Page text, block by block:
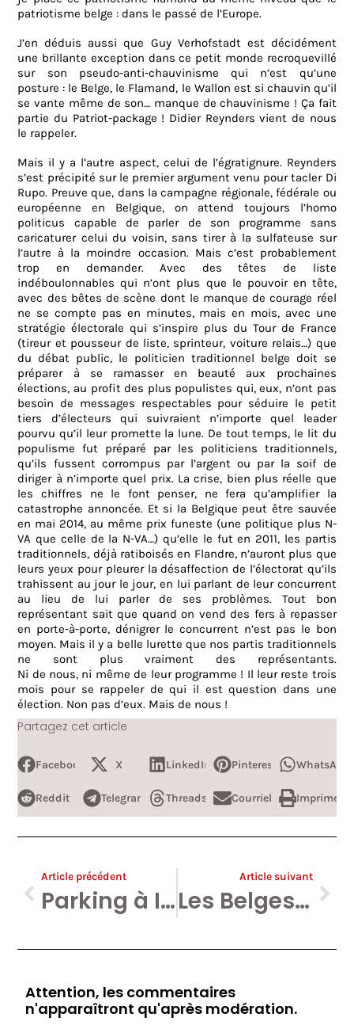
Partagez cet article
patriotisme belge : dans le passé de l’Europe.
J’en déduis aussi que Guy Verhofstadt est décidément
une brillante exception dans ce petit monde recroquevillé
sur son pseudo-anti-chauvinisme qui n’est qu’une
posture : le Belge, le Flamand, le Wallon est si chauvin qu’il
se vante même de son… manque de chauvinisme ! Ça fait
partie du Patriot-package ! Didier Reynders vient de nous
le rappeler.
Mais il y a l’autre aspect, celui de l’égratignure. Reynders
s’est précipité sur le premier argument venu pour tacler Di
Rupo. Preuve que, dans la campagne régionale, fédérale ou
européenne en Belgique, on attend toujours l’homo
politicus capable de parler de son programme sans
caricaturer celui du voisin, sans tirer à la sulfateuse sur
l’autre à la moindre occasion. Mais c’estprobablement
trop en demander. Avec des têtes de liste
indéboulonnables qui n’ont plus que le pouvoir en tête,
avec des bêtes de scène dont le manque de courage réel
ne se compte pas en minutes, mais en mois, avec une
stratégie électorale qui s’inspire plus du Tour de France
(tireur et pousseur de liste, sprinteur, voiture relais…) que
du débat public, le politicien traditionnel belge doit se
préparer à se ramasser en beauté aux prochaines
élections, au profit des plus populistes qui, eux, n’ont pas
besoin de messages respectables pour séduire le petit
tiers d’électeurs qui suivraient n’importe quel leader
pourvu qu’il leur promette la lune. De tout temps, le lit du
populisme fut préparé par les politiciens traditionnels,
qu’ils fussent corrompus par l’argent ou par la soif de
diriger à n’importe quel prix. La crise, bien plus réelle que
les chiffres ne le font penser, ne fera qu’amplifier la
catastrophe annoncée. Et si la Belgique peut être sauvée
en mai 2014, au même prix funeste (une politique plus N-
VA que celle de la N-VA…) qu’elle le fut en 2011, les partis
traditionnels, déjà ratiboisés en Flandre, n’auront plus que
leurs yeux pour pleurer la désaffection de l’électorat qu’ils
trahissent au jour le jour, en lui parlant de leur concurrent
au lieu de lui parler de ses problèmes. Tout bon
représentant sait que quand on vend des fers à repasser
en porte-à-porte, dénigrer le concurrent n’est pas le bon
moyen. Mais il y a belle lurette que nos partis traditionnels
ne sont plus vraiment des représentants.
Ni de nous, ni même de leur programme ! Il leur reste trois
mois pour se rappeler de qui il est question dans une
élection. Non pas d’eux. Mais de nous !
Facebook X LinkedIn Pinterest WhatsApp
Reddit Telegram Threads Courriel Imprimer
Article précédent
Parking à Ixelles et petites entreprises : veni, vidi, Vinci.
Article suivant
Les Belges victorieux aux Oscars ou Le Chauvinisme de la Frite
Attention, les commentaires
n'apparaîtront qu'après modération.